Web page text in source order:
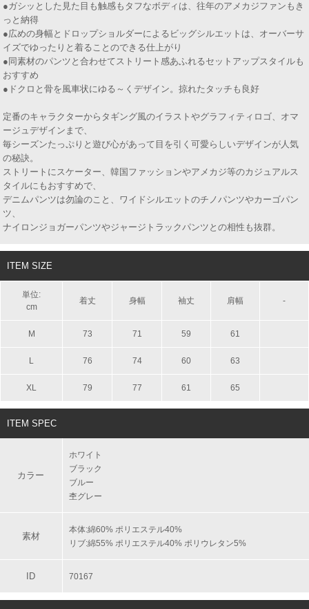
●ガシッとした見た目も触感もタフなボディは、往年のアメカジファンもき
っと納得
●広めの身幅とドロップショルダーによるビッグシルエットは、オーバーサ
イズでゆったりと着ることのできる仕上がり
●同素材のパンツと合わせてストリート感あふれるセットアップスタイルも
おすすめ
●ドクロと骨を風車状にゆる～くデザイン。掠れたタッチも良好
定番のキャラクターからタギング風のイラストやグラフィティロゴ、オマ
ージュデザインまで、
毎シーズンたっぷりと遊び心があって目を引く可愛らしいデザインが人気
の秘訣。
ストリートにスケーター、韓国ファッションやアメカジ等のカジュアルス
タイルにもおすすめで、
デニムパンツは勿論のこと、ワイドシルエットのチノパンツやカーゴパン
ツ、
ナイロンジョガーパンツやジャージトラックパンツとの相性も抜群。
ITEM SIZE
単位:
cm
着丈 身幅 袖丈 肩幅 -
M 73 71 59 61
L 76 74 60 63
XL 79 77 61 65
ITEM SPEC
カラー
ホワイト
ブラック
ブルー
杢グレー
素材
本体:綿60% ポリエステル40%
リブ:綿55% ポリエステル40% ポリウレタン5%
ID 70167